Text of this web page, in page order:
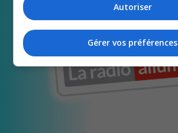
Autoriser
Gérer vos préférences